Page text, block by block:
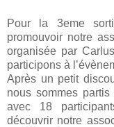
Pour la 3eme
promouvoir notre
organisée par
participons à
Après un petit
nous sommes
avec 18
découvrir notre